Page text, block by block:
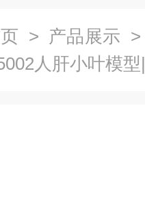
> 产品展示
人肝小叶模